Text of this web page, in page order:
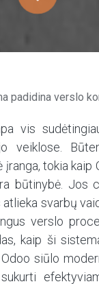
padidina verslo
vis
veiklose.
tokia kaip
būtinybė. Jos
svarbų
verslo
kaip ši
siūlo